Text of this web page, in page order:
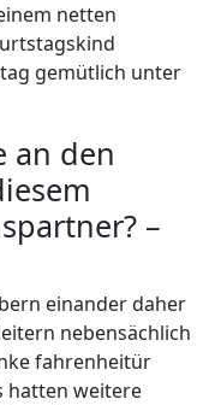
netten
gemütlich unter
an den
–
einander daher
nebensächlich
fahrenheitür
hatten weitere